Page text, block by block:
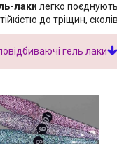
лаки легко
до тріщин,
гель лаки